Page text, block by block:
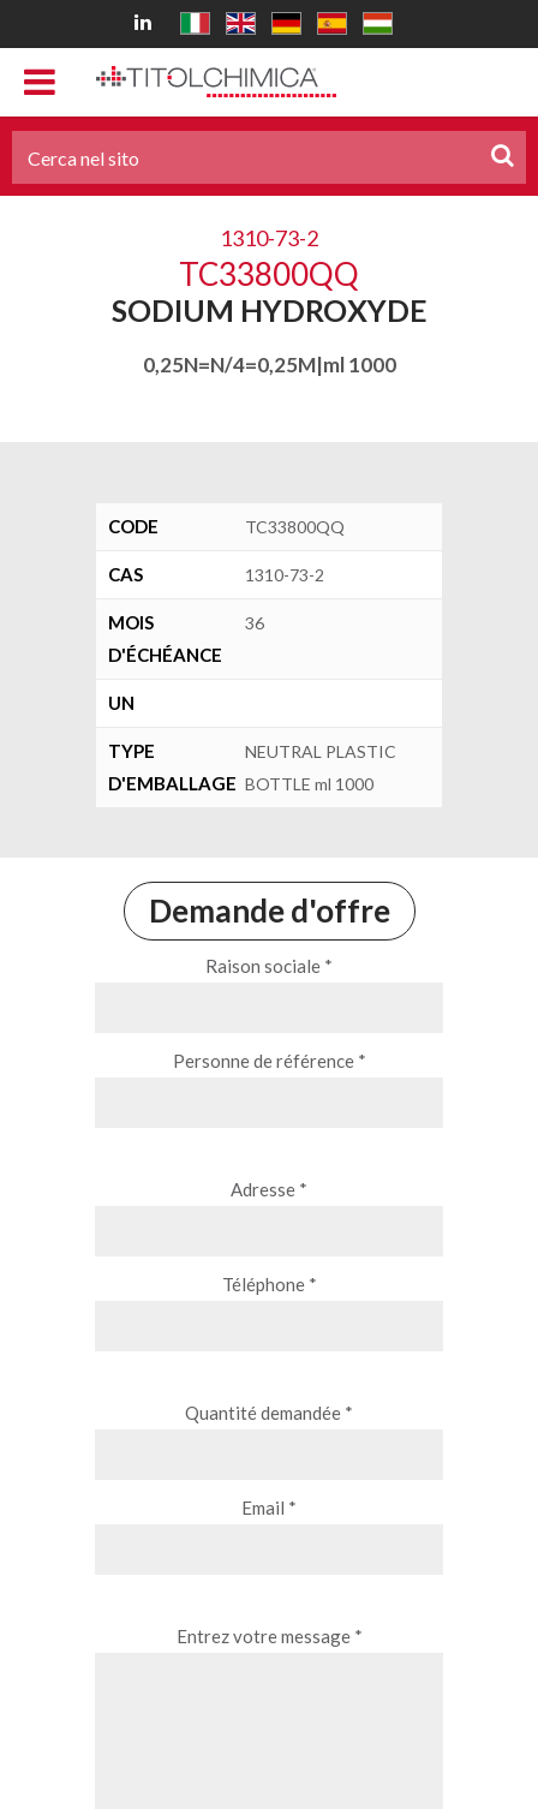
1310-73-2
TC33800QQ
SODIUM HYDROXYDE
0,25N=N/4=0,25M|ml 1000
CODE TC33800QQ
CAS 1310-73-2
MOIS
D'ÉCHÉANCE
36
UN
TYPE
D'EMBALLAGE
NEUTRAL PLASTIC
BOTTLE ml 1000
Demande d'offre
Raison sociale *
Personne de référence *
Adresse *
Téléphone *
Quantité demandée *
Email *
Entrez votre message *